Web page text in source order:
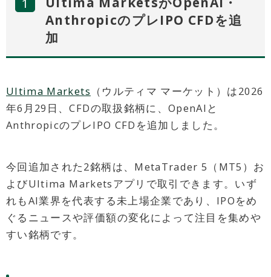
AnthropicのプレIPO CFDを追
加
Ultima Markets （ウルティマ マーケット）は2026
年6月29日、CFDの取扱銘柄に、OpenAIと
AnthropicのプレIPO CFDを追加しました。
今回追加された2銘柄は、MetaTrader 5（MT5）お
よびUltima Marketsアプリで取引できます。いず
れもAI業界を代表する未上場企業であり、IPOをめ
ぐるニュースや評価額の変化によって注目を集めや
すい銘柄です。